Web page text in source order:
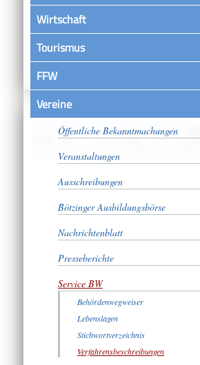
Wirtschaft
Tourismus
FFW
VereineSatzungen
Öffentliche Bekanntmachungen
Veranstaltungen
Ausschreibungen
Bötzinger Ausbildungsbörse
Nachrichtenblatt
Presseberichte
Service BW
Behördenwegweiser
Lebenslagen
Stichwortverzeichnis
Verfahrensbeschreibungen